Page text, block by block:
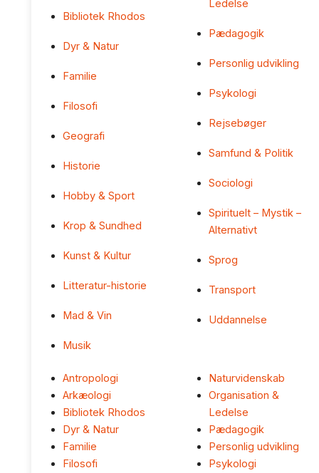
Bibliotek Rhodos
Dyr & Natur
Familie
Filosofi
Geografi
Historie
Hobby & Sport
Krop & Sundhed
Kunst & Kultur
Litteratur-historie
Mad & Vin
Musik
Ledelse
Pædagogik
Personlig udvikling
Psykologi
Rejsebøger
Samfund & Politik
Sociologi
Spirituelt – Mystik –
Alternativt
Sprog
Transport
Uddannelse
Antropologi
Arkæologi
Bibliotek Rhodos
Dyr & Natur
Familie
Filosofi
Naturvidenskab
Organisation &
Ledelse
Pædagogik
Personlig udvikling
Psykologi